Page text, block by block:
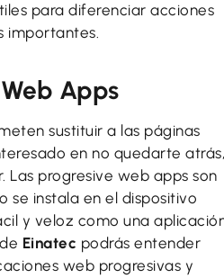
para diferenciar acciones
importantes.
Apps
sustituir a las páginas
en no quedarte atrás,
Las progresive web apps son
se instala en el dispositivo
y veloz como una
de Einatec podrás entender
web progresivas y